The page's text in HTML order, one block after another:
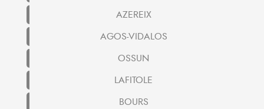
AZEREIX
AGOS-VIDALOS
OSSUN
LAFITOLE
BOURS